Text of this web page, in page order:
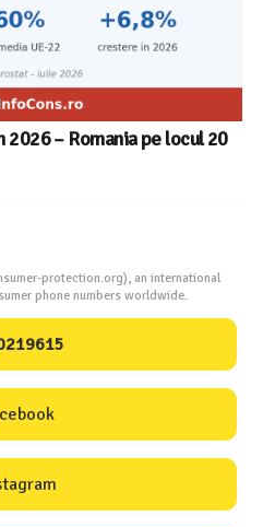
protection.org), an international
phone numbers worldwide.